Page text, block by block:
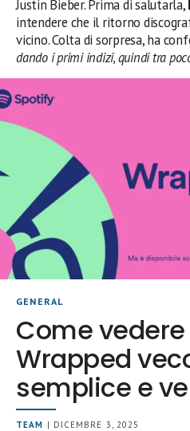
Justin Bieber. Prima di salutarla,
intendere che il ritorno
vicino. Colta di sorpresa, ha
dando i primi indizi, quindi tra
GENERAL
Come
Wrapped
semplice e
TEAM | DICEMBRE 3, 2025